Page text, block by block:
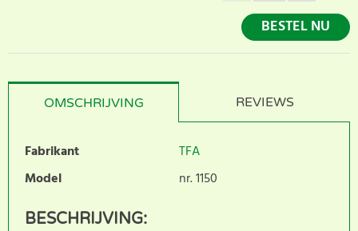
BESTEL NU
OMSCHRIJVING REVIEWS
Fabrikant
TFA
Model
nr. 1150
BESCHRIJVING: